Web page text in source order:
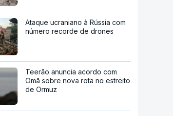
Ataque ucraniano à Rússia com
número recorde de drones
Teerão anuncia acordo com
Omã sobre nova rota no estreito
de Ormuz